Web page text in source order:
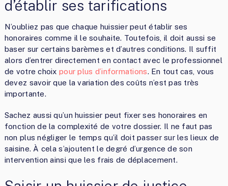
d’établir ses tarifications
N’oubliez pas que chaque huissier peut établir ses
honoraires comme il le souhaite. Toutefois, il doit aussi se
baser sur certains barèmes et d’autres conditions. Il suffit
alors d’entrer directement en contact avec le professionnel
de votre choixpour plus d’informations. En tout cas, vous
devez savoir que la variation des coûts n’est pas très
importante.
Sachez aussi qu’un huissier peut fixer ses honoraires en
fonction de la complexité de votre dossier. Il ne faut pas
non plus négliger le temps qu’il doit passer sur les lieux de
saisine. À cela s’ajoutent le degré d’urgence de son
intervention ainsi que les frais de déplacement.